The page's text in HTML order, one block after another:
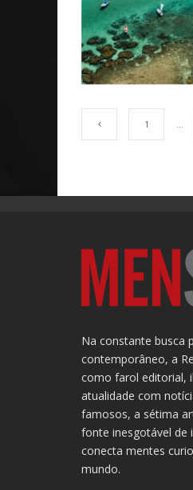
1 …
Na constante busca
contemporâneo, a
como farol editorial,
atualidade com
famosos, a sétima
fonte inesgotável de
conecta mentes
mundo.